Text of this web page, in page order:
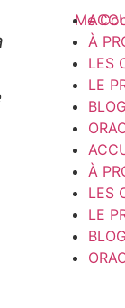
Me
À
LES
LE
BLOG
À
LES
LE
BLOG